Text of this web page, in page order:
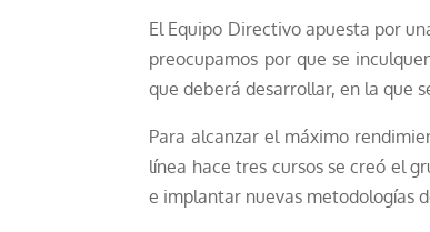
El Equipo Directivo apuesta por
preocupamos por que se
que deberá desarrollar, en la que
Para alcanzar el máximo
línea hace tres cursos se creó el
e implantar nuevas metodologías